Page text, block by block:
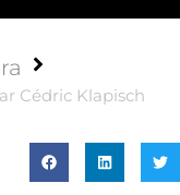
Cédric Klapisch